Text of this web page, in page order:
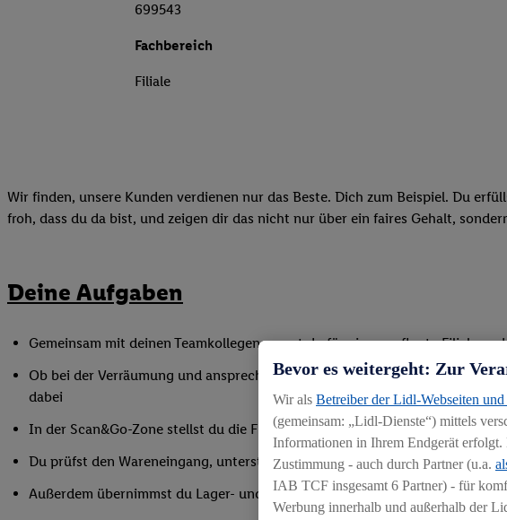
699543
Fachbereich
Filiale
Wir finden, unsere Kunden verdienen nur das Beste. Dich zum Beispiel. Du
froh, dass du da bist, und zeigen dir das nicht nur über ein faires Gehalt,
Deine Aufgaben
Gemeinsam mit deinen Teamkollegen sorgst du für eine gepflegte Filiale
Ob bei der Verräumung und ansprechender Präsentation der Ware, beim
dabei
In der Scan&Go-Zone stellst du die Funktionsfähigkeit sicher, begeisterst
Du prüfst den Wareneingang, unterstützt bei Inventurarbeiten und stehst
Außerdem übernimmst du Lager- und Reinigungsarbeiten
Bevor es weitergeht: Zur
Wir als Betreiber der Lidl-Webseiten
(gemeinsam: „Lidl-Dienste“) mittels
Informationen in Ihrem Endgerät
Zustimmung - auch durch Partner (u.a.
IAB TCF insgesamt 6 Partner) - für
Werbung innerhalb und außerhalb der